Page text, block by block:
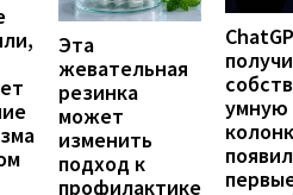
Эта
жевательная
резинка
может
изменить
подход к
профилактике
умную